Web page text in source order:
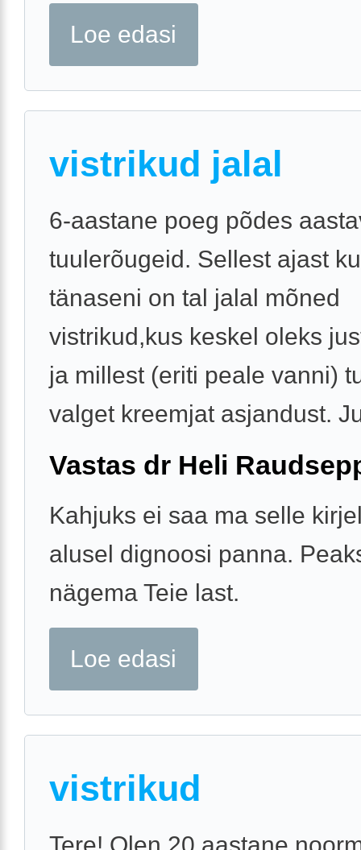
Loe edasi
vistrikud jalal
6-aastane poeg põdes
tuulerõugeid. Sellest ajast
tänaseni on tal jalal mõned
vistrikud,kus keskel oleks
ja millest (eriti peale vanni)
valget kreemjat asjandust.
Vastas dr Heli
Kahjuks ei saa ma selle
alusel dignoosi panna.
nägema Teie last.
Loe edasi
vistrikud
Tere! Olen 20 aastane